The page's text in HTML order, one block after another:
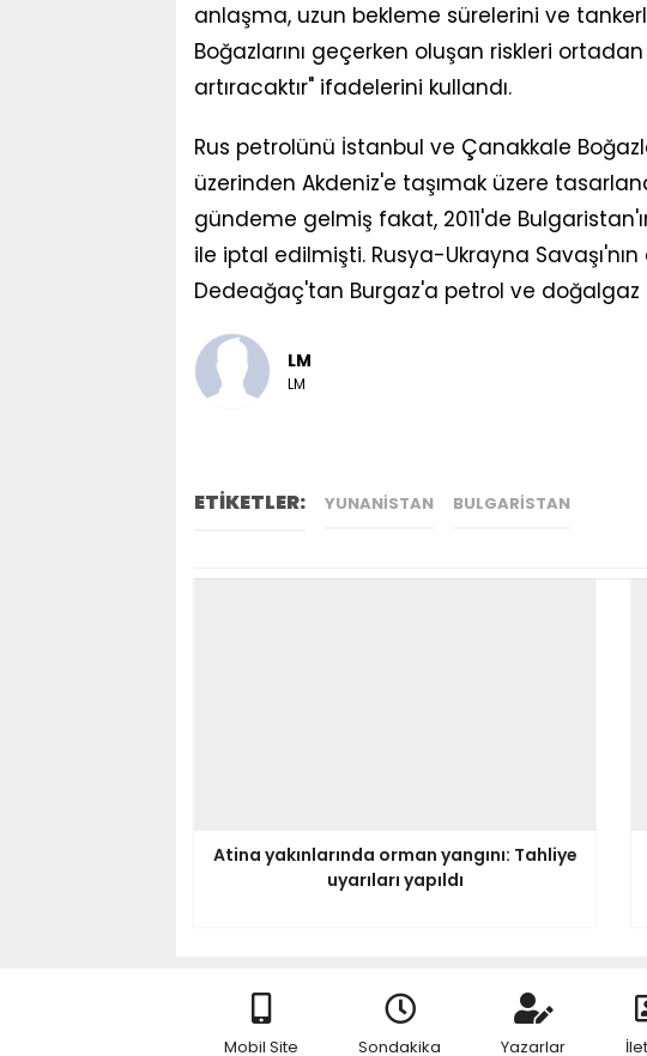
anlaşma, uzun bekleme sürelerini ve
Boğazlarını geçerken oluşan riskleri
artıracaktır" ifadelerini kullandı.
Rus petrolünü İstanbul ve Çanakkale
üzerinden Akdeniz'e taşımak üzere
gündeme gelmiş fakat, 2011'de
ile iptal edilmişti. Rusya-Ukrayna
Dedeağaç'tan Burgaz'a petrol ve doğalgaz
LM
LM
ETİKETLER: YUNANISTAN BULGARISTAN
Atina yakınlarında orman yangını: Tahliye
uyarıları yapıldı
Mobil Site Sondakika Yazarlar